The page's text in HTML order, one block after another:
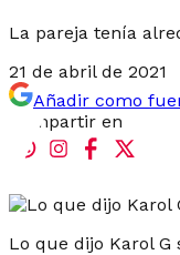
La pareja tenía
21 de abril de 2021
Añadir como
Compartir en
Lo que dijo Karol